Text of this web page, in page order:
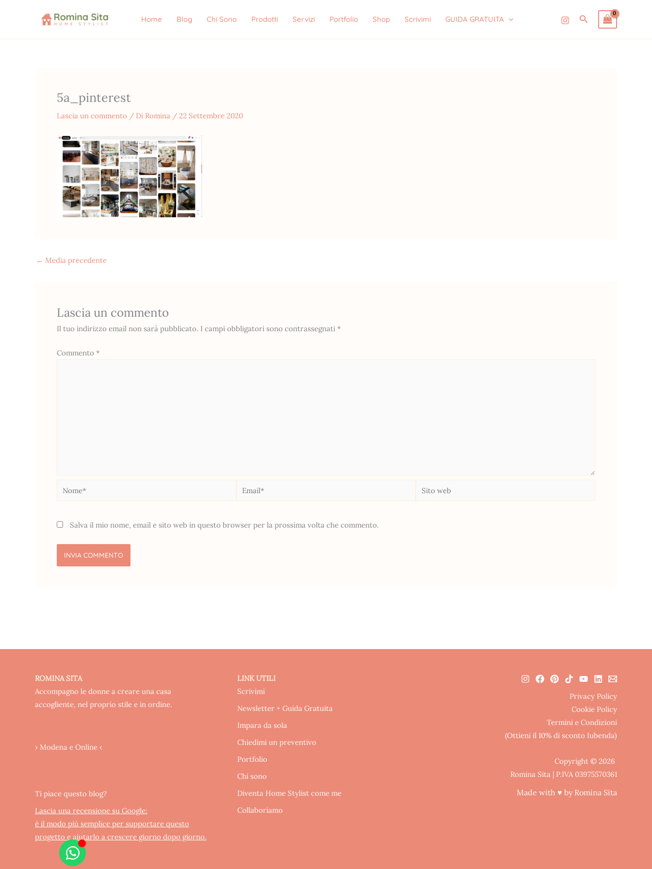
Home Blog Chi Sono Prodotti Servizi Portfolio Shop Scrivimi GUIDA GRATUITA Cerca
5a_pinterest
Lascia un commento / Di Romina / 22 Settembre 2020
← Media precedente
Lascia un commento
Il tuo indirizzo email non sarà pubblicato. I campi obbligatori sono contrassegnati *
Commento *
Nome* Email*
Sito
web
Salva il mio nome, email e sito web in questo browser per la prossima volta che commento.
ROMINA SITA
Accompagno le donne a creare una casa
accogliente, nel proprio stile e in ordine.
› Modena e Online ‹
Ti piace questo blog?
Lascia una recensione su Google:
è il modo più semplice per supportare questo
progetto e aiutarlo a crescere giorno dopo giorno.
LINK UTILI
Scrivimi
Newsletter + Guida Gratuita
Impara da sola
Chiedimi un preventivo
Portfolio
Chi sono
Diventa Home Stylist come me
Collaboriamo
Privacy Policy
Cookie Policy
Termini e Condizioni
(Ottieni il 10% di sconto Iubenda)
Copyright © 2026
Romina Sita | P.IVA 03975570361
Made with ♥ by Romina Sita